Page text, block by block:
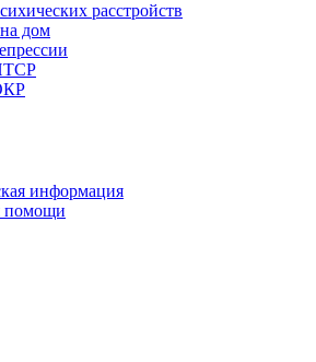
расстройств
дом
информация
помощи